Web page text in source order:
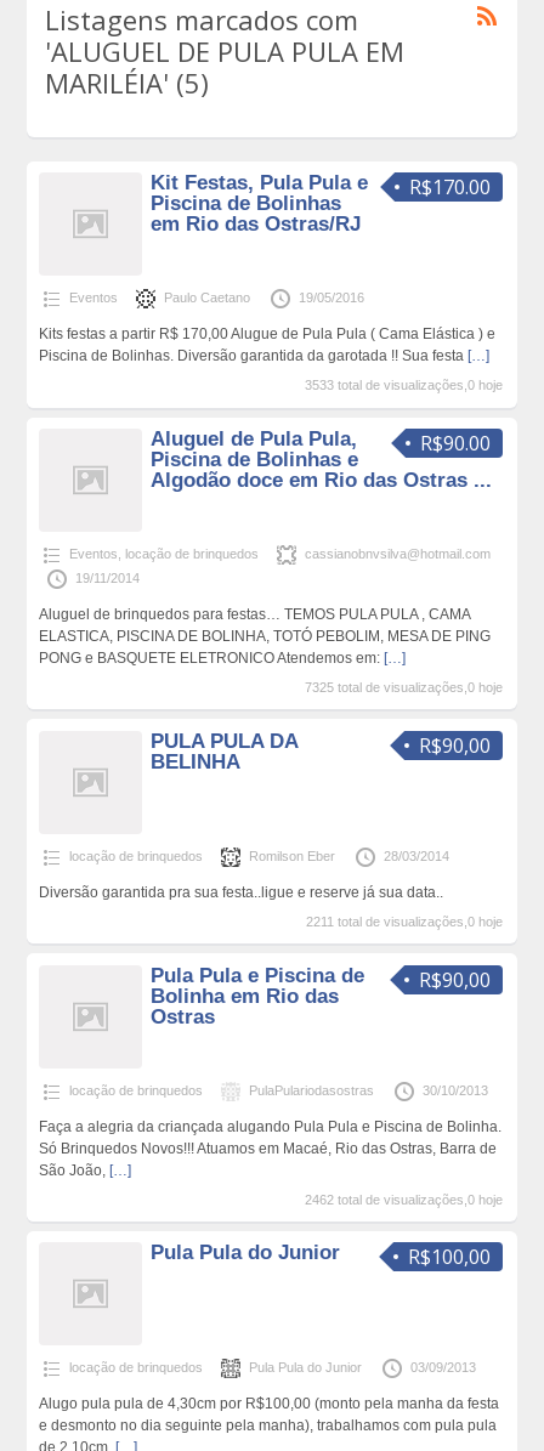
Listagens marcados com
'ALUGUEL DE PULA PULA EM
MARILÉIA' (5)
R$170.00
Kit Festas, Pula Pula e
Piscina de Bolinhas
em Rio das Ostras/RJ
Eventos Paulo Caetano 19/05/2016
Kits festas a partir R$ 170,00 Alugue de Pula Pula ( Cama Elástica ) e
Piscina de Bolinhas. Diversão garantida da garotada !! Sua festa […]
3533 total de visualizações,0 hoje
R$90.00
Aluguel de Pula Pula,
Piscina de Bolinhas e
Algodão doce em Rio das Ostras ...
Eventos locação de brinquedos
cassianobnvsilva@hotmail.com
19/11/2014
Aluguel de brinquedos para festas… TEMOS PULA PULA , CAMA
ELASTICA, PISCINA DE BOLINHA, TOTÓ PEBOLIM, MESA DE PING
PONG e BASQUETE ELETRONICO Atendemos em: […]
7325 total de visualizações,0 hoje
R$90,00
PULA PULA DA
BELINHA
locação de brinquedos Romilson Eber 28/03/2014
Diversão garantida pra sua festa..ligue e reserve já sua data..
2211 total de visualizações,0 hoje
R$90,00
Pula Pula e Piscina de
Bolinha em Rio das
Ostras
locação de brinquedos PulaPulariodasostras 30/10/2013
Faça a alegria da criançada alugando Pula Pula e Piscina de Bolinha.
Só Brinquedos Novos!!! Atuamos em Macaé, Rio das Ostras, Barra de
São João, […]
2462 total de visualizações,0 hoje
R$100,00
Pula Pula do Junior
locação de brinquedos Pula Pula do Junior 03/09/2013
Alugo pula pula de 4,30cm por R$100,00 (monto pela manha da festa
e desmonto no dia seguinte pela manha), trabalhamos com pula pula